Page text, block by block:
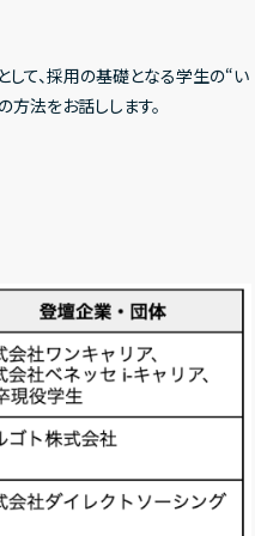
して、採用の基礎となる学生の“い
法をお話しします。